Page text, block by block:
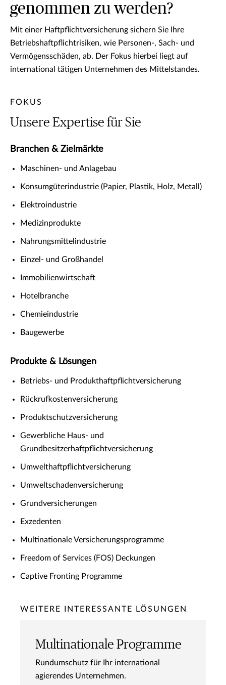
genommen zu werden?
Mit einer Haftpflichtversicherung sichern Sie Ihre
Betriebshaftpflichtrisiken, wie Personen-, Sach- und
Vermögensschäden, ab. Der Fokus hierbei liegt auf
international tätigen Unternehmen des Mittelstandes.
FOKUS
Unsere Expertise für Sie
Branchen & Zielmärkte
Maschinen- und Anlagebau
Konsumgüterindustrie (Papier, Plastik, Holz, Metall)
Elektroindustrie
Medizinprodukte
Nahrungsmittelindustrie
Einzel- und Großhandel
Immobilienwirtschaft
Hotelbranche
Chemieindustrie
Baugewerbe
Produkte & Lösungen
Betriebs- und Produkthaftpflichtversicherung
Rückrufkostenversicherung
Produktschutzversicherung
Gewerbliche Haus- und
Grundbesitzerhaftpflichtversicherung
Umwelthaftpflichtversicherung
Umweltschadenversicherung
Grundversicherungen
Exzedenten
Multinationale Versicherungsprogramme
Freedom of Services (FOS) Deckungen
Captive Fronting Programme
WEITERE INTERESSANTE LÖSUNGEN
Multinationale Programme
Rundumschutz für Ihr international
agierendes Unternehmen.